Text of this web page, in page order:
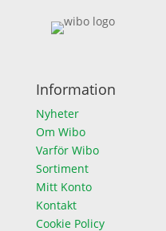
Information
Nyheter
Om Wibo
Varför Wibo
Sortiment
Mitt Konto
Kontakt
Cookie Policy